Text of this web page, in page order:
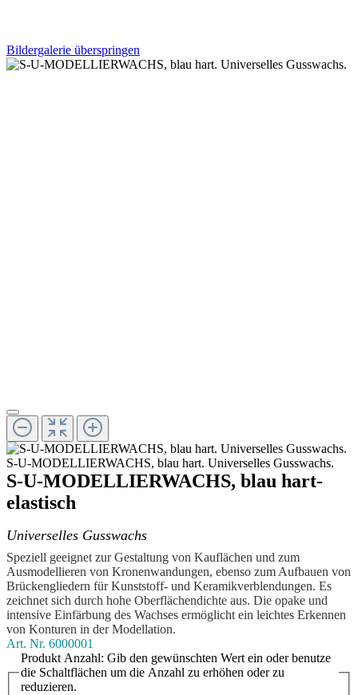
Bildergalerie überspringen
S-U-MODELLIERWACHS, blau hart. Universelles Gusswachs.
S-U-MODELLIERWACHS, blau hart-
elastisch
Universelles Gusswachs
Speziell geeignet zur Gestaltung von Kauflächen und zum
Ausmodellieren von Kronenwandungen, ebenso zum Aufbauen von
Brückengliedern für Kunststoff- und Keramikverblendungen. Es
zeichnet sich durch hohe Oberflächendichte aus. Die opake und
intensive Einfärbung des Wachses ermöglicht ein leichtes Erkennen
von Konturen in der Modellation.
Art. Nr. 6000001
Produkt Anzahl: Gib den gewünschten Wert ein oder benutze
die Schaltflächen um die Anzahl zu erhöhen oder zu
reduzieren.